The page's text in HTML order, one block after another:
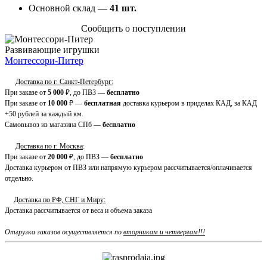
Основной склад — 41 шт.
Сообщить о поступлении
Развивающие игрушки
Монтессори-Питер
Доставка по г. Санкт-Петербург:
При заказе от 5 000 ₽, до ПВЗ — бесплатно
При заказе от 10 000 ₽ — бесплатная доставка курьером в приделах КАД, за КАД
+50 рублей за каждый км.
Самовывоз из магазина СПб — бесплатно
Доставка по г. Москва:
При заказе от 20 000 ₽, до ПВЗ — бесплатно
Доставка курьером от ПВЗ или напрямую курьером рассчитывается/оплачивается
отдельно.
Доставка по РФ, СНГ и Миру:
Доставка рассчитывается от веса и объема заказа
Отгрузка заказов осуществляется по вторникам и четвергам!!!